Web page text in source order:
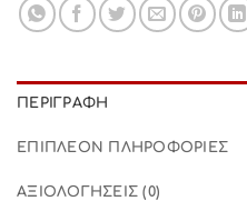
ΠΕΡΙΓΡΑΦΉ
ΕΠΙΠΛΈΟΝ ΠΛΗΡΟΦΟΡΊΕΣ
ΑΞΙΟΛΟΓΉΣΕΙΣ (0)